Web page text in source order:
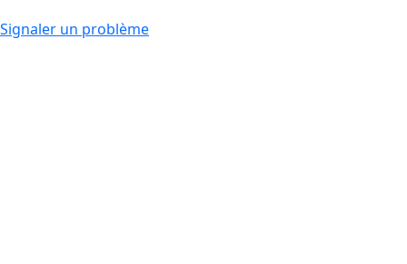
Signaler un problème